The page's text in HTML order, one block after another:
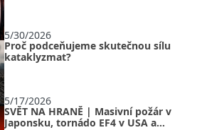
5/30/2026
Proč podceňujeme skutečnou sílu
kataklyzmat?
5/17/2026
SVĚT NA HRANĚ | Masivní požár v
Japonsku, tornádo EF4 v USA a